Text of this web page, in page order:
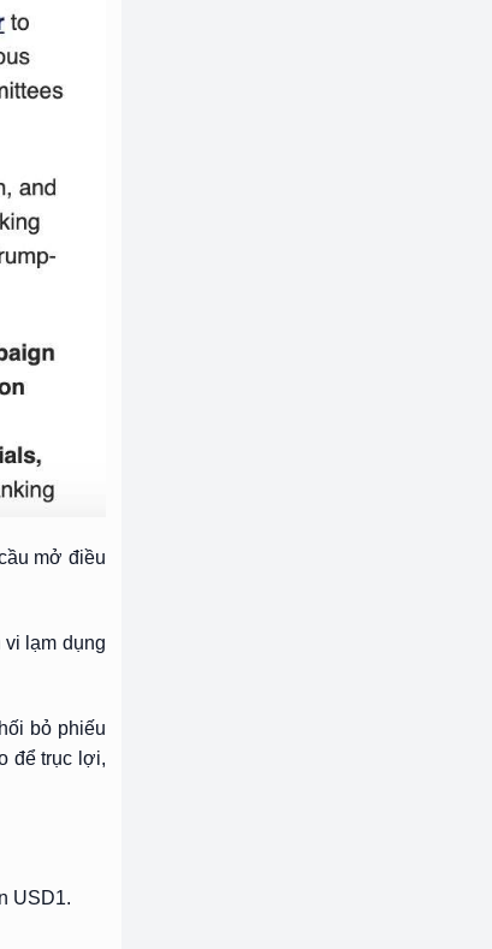
mở điều
vi lạm dụng
bỏ phiếu
để trục lợi,
USD1.